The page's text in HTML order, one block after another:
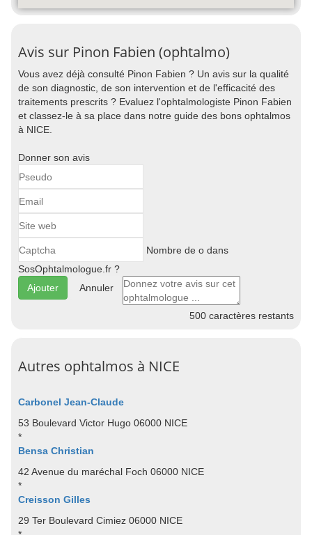
Avis sur Pinon Fabien (ophtalmo)
Vous avez déjà consulté Pinon Fabien ? Un avis sur la qualité
de son diagnostic, de son intervention et de l'efficacité des
traitements prescrits ? Evaluez l'ophtalmologiste Pinon Fabien
et classez-le à sa place dans notre guide des bons ophtalmos
à NICE.
Donner son avis
Nombre de o dans
SosOphtalmologue.fr ?
Annuler
500 caractères restants
Autres ophtalmos à NICE
Carbonel Jean-Claude
53 Boulevard Victor Hugo 06000 NICE
*
Bensa Christian
42 Avenue du maréchal Foch 06000 NICE
*
Creisson Gilles
29 Ter Boulevard Cimiez 06000 NICE